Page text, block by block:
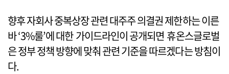
향후 자회사 중복상장 관련 대주주 의결권 제한하는 이른
바 ‘3%룰’에 대한 가이드라인이 공개되면 휴온스글로벌
은 정부 정책 방향에 맞춰 관련 기준을 따르겠다는 방침이
다.